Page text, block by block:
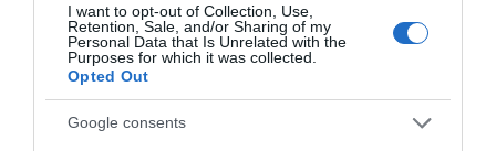
I want to opt-out of Collection, Use,
Retention, Sale, and/or Sharing of my
Personal Data that Is Unrelated with the
Purposes for which it was collected.
Opted Out
Google consents
HASONLÓ BEJEGYZÉSEK